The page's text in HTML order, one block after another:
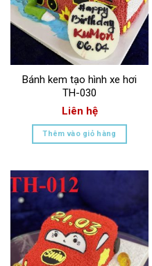
Bánh kem tạo hình xe hơi
TH-030
Liên hệ
Thêm vào giỏ hàng